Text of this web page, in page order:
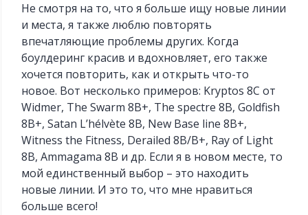
Не смотря на то, что я больше ищу новые линии
и места, я также люблю повторять
впечатляющие проблемы других. Когда
боулдеринг красив и вдохновляет, его также
хочется повторить, как и открыть что-то
новое. Вот несколько примеров: Kryptos 8C от
Widmer, The Swarm 8B+, The spectre 8B, Goldfish
8B+, Satan L’hélvète 8B, New Base line 8B+,
Witness the Fitness, Derailed 8B/B+, Ray of Light
8B, Ammagama 8B и др. Если я в новом месте, то
мой единственный выбор – это находить
новые линии. И это то, что мне нравиться
больше всего!